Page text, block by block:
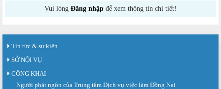
Vui lòng Đăng nhập để xem thông tin chi tiết!
Tin tức & sự kiện
SỞ NỘI VỤ
CÔNG KHAI
Người phát ngôn của Trung tâm Dịch vụ việc làm Đồng Nai